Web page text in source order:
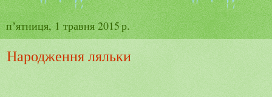
пʼятниця, 1 травня 2015 р.
Народження ляльки